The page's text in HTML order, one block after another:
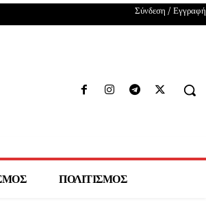
Σύνδεση / Εγγραφή
ΠΟΛΙΤΙΣΜΟΣ